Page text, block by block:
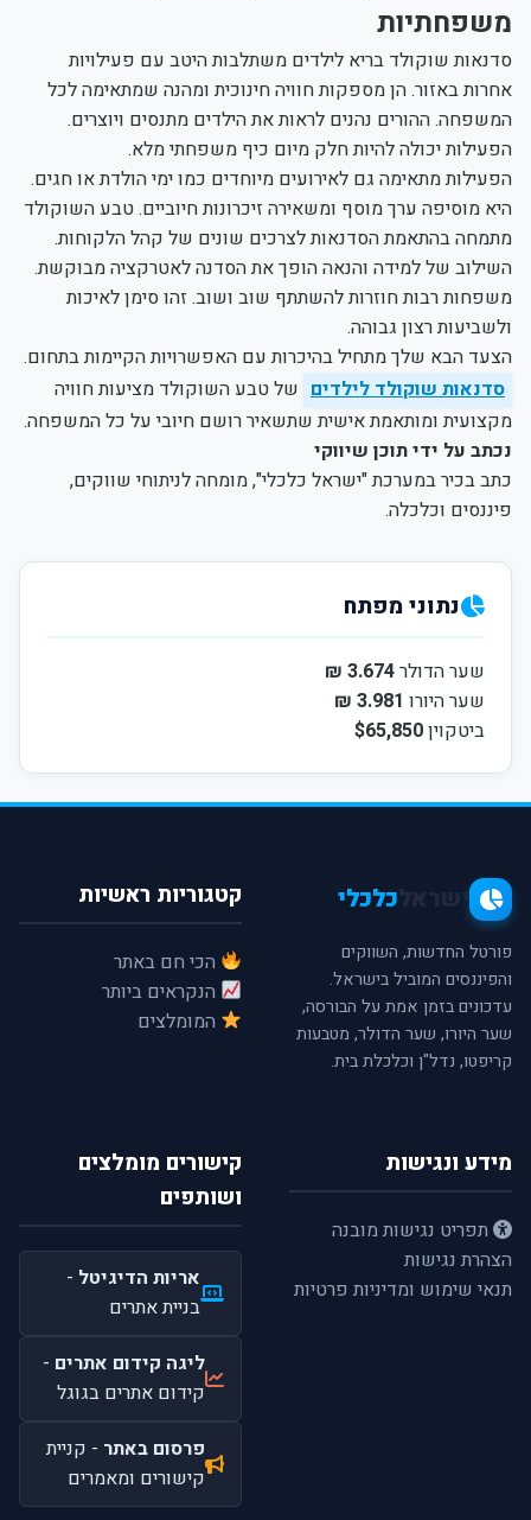
משפחתיות
סדנאות שוקולד בריא לילדים משתלבות היטב עם פעילויות
אחרות באזור. הן מספקות חוויה חינוכית ומהנה שמתאימה לכל
המשפחה. ההורים נהנים לראות את הילדים מתנסים ויוצרים.
הפעילות יכולה להיות חלק מיום כיף משפחתי מלא.
הפעילות מתאימה גם לאירועים מיוחדים כמו ימי הולדת או חגים.
היא מוסיפה ערך מוסף ומשאירה זיכרונות חיוביים. טבע השוקולד
מתמחה בהתאמת הסדנאות לצרכים שונים של קהל הלקוחות.
השילוב של למידה והנאה הופך את הסדנה לאטרקציה מבוקשת.
משפחות רבות חוזרות להשתתף שוב ושוב. זהו סימן לאיכות
ולשביעות רצון גבוהה.
הצעד הבא שלך מתחיל בהיכרות עם האפשרויות הקיימות בתחום.
סדנאות שוקולד לילדים של טבע השוקולד מציעות חוויה
מקצועית ומותאמת אישית שתשאיר רושם חיובי על כל המשפחה.
נכתב על ידי תוכן שיווקי
כתב בכיר במערכת "ישראל כלכלי", מומחה לניתוחי שווקים,
פיננסים וכלכלה.
נתוני מפתח
שער הדולר3.674 ₪
שער היורו 3.981 ₪
ביטקוין$65,850
כלכלי
פורטל החדשות, השווקים
והפיננסים המוביל בישראל.
עדכונים בזמן אמת על הבורסה,
שער היורו, שער הדולר, מטבעות
קריפטו, נדל"ן וכלכלת בית.
קטגוריות ראשיות
הכי חם באתר
הנקראים ביותר
המומלצים
מידע ונגישות
תפריט נגישות מובנה
הצהרת נגישות
תנאי שימוש ומדיניות פרטיות
קישורים מומלצים
ושותפים
אריות הדיגיטל -
בניית אתרים
ליגה קידום אתרים -
קידום אתרים בגוגל
פרסום באתר - קניית
קישורים ומאמרים